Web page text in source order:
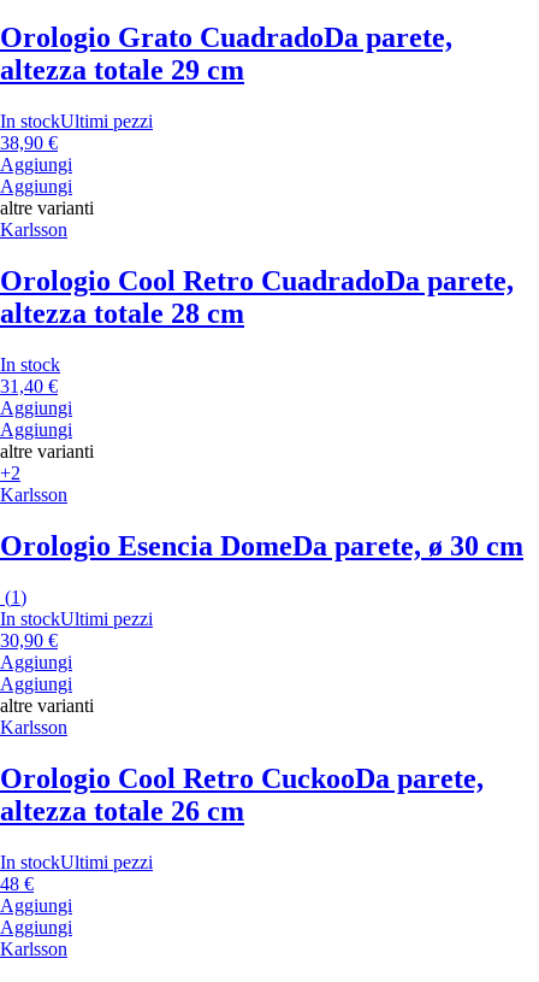
Orologio Grato CuadradoDa parete,
altezza totale 29 cm
In stockUltimi pezzi
38,90 €
Aggiungi
Aggiungi
altre varianti
Karlsson
Orologio Cool Retro CuadradoDa parete,
altezza totale 28 cm
In stock
31,40 €
Aggiungi
Aggiungi
altre varianti
+2
Karlsson
Orologio Esencia DomeDa parete, ø 30 cm
(1)
In stockUltimi pezzi
30,90 €
Aggiungi
Aggiungi
altre varianti
Karlsson
Orologio Cool Retro CuckooDa parete,
altezza totale 26 cm
In stockUltimi pezzi
48 €
Aggiungi
Aggiungi
Karlsson